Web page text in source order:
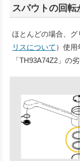
スパウトの回転
ほとんどの場合、グ
リスについて ）使用
「TH93A74Z2」の